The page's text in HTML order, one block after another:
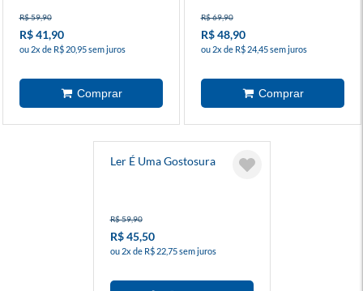
R$ 59,90
R$ 41,90
ou 2x de R$ 20,95 sem juros
R$ 69,90
R$ 48,90
ou 2x de R$ 24,45 sem juros
Ler É Uma Gostosura
R$ 59,90
R$ 45,50
ou 2x de R$ 22,75 sem juros